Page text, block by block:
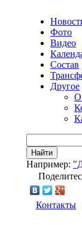
Фото
Видео
Состав
Другое
О
Найти
Например:
Контакты